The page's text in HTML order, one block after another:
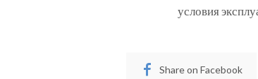
условия
Share on Facebook